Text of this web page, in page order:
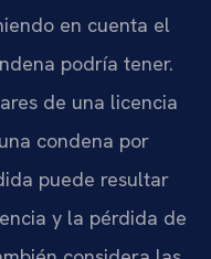
en cuenta el
podría tener.
de una licencia
condena por
puede resultar
y la pérdida de